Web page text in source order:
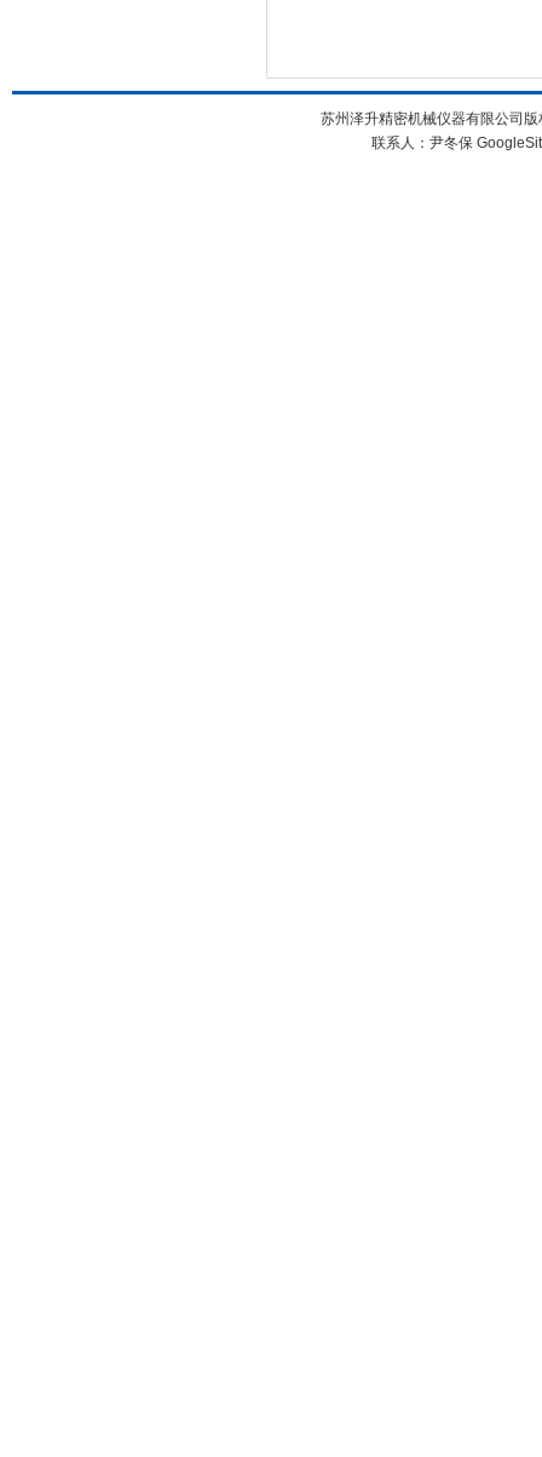
苏州泽升精密机械仪器有限公司
联系人：尹冬保